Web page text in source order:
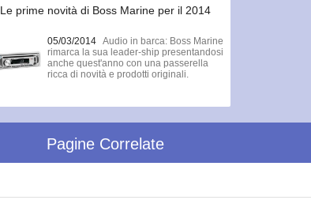
Le prime novità di Boss Marine per il 2014
05/03/2014
Audio in barca: Boss Marine
rimarca la sua leader-ship presentandosi
anche quest'anno con una passerella
ricca di novità e prodotti originali.
Pagine Correlate